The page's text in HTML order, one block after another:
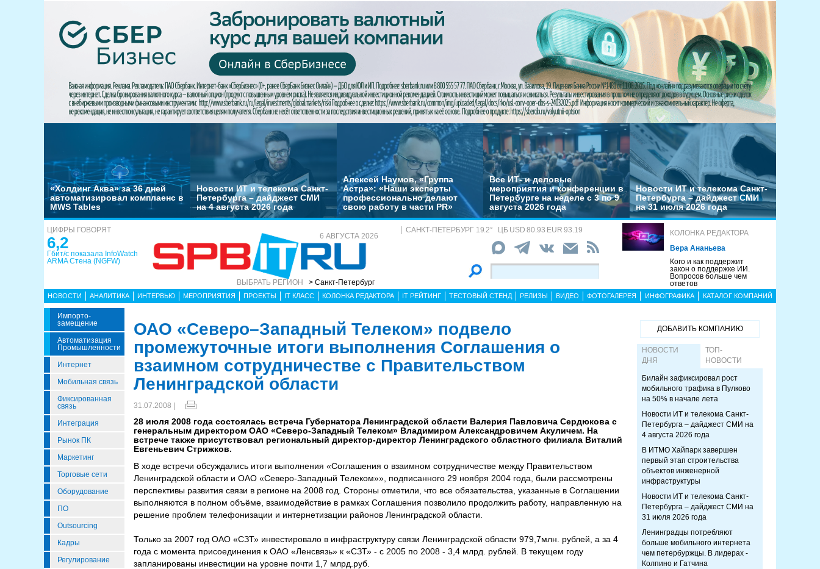
«Холдинг Аква» за 36 дней
автоматизировал комплаенс в
MWS Tables
Новости ИТ и телекома Санкт-
Петербурга – дайджест СМИ
на 4 августа 2026 года
Алексей Наумов, «Группа
Астра»: «Наши эксперты
профессионально делают
свою работу в части PR»
Все ИТ- и деловые
мероприятия и конференции в
Петербурге на неделе с 3 по 9
августа 2026 года
Новости ИТ и телекома Санкт-
Петербурга – дайджест СМИ
на 31 июля 2026 года
ЦИФРЫ ГОВОРЯТ
6,2
Гбит/с показала InfoWatch
ARMA Стена (NGFW)
6 АВГУСТА 2026
ВЫБРАТЬ РЕГИОН > Санкт-Петербург
САНКТ-ПЕТЕРБУРГ 19.2° ЦБ USD 80.93 EUR 93.19
КОЛОНКА РЕДАКТОРА
Вера Ананьева
Кого и как поддержит
закон о поддержке ИИ.
Вопросов больше чем
ответов
НОВОСТИ АНАЛИТИКА ИНТЕРВЬЮ МЕРОПРИЯТИЯ ПРОЕКТЫ IT КЛАСС КОЛОНКА РЕДАКТОРА IT РЕЙТИНГ ТЕСТОВЫЙ СТЕНД РЕЛИЗЫ ВИДЕО ФОТОГАЛЕРЕЯ ИНФОГРАФИКА КАТАЛОГ КОМПАНИЙ
Импорто­
Замещение
Автоматизация
Промышленности
Интернет
Мобильная связь
Фиксированная
связь
Интеграция
Рынок ПК
Маркетинг
Торговые сети
Оборудование
ПО
Outsourcing
Кадры
Регулирование
ОАО «Северо–Западный Телеком» подвело
промежуточные итоги выполнения Соглашения о
взаимном сотрудничестве с Правительством
Ленинградской области
31.07.2008 |
28 июля 2008 года состоялась встреча Губернатора Ленинградской области Валерия Павловича Сердюкова с
генеральным директором ОАО «Северо-Западный Телеком» Владимиром Александровичем Акуличем. На
встрече также присутствовал региональный директор-директор Ленинградского областного филиала Виталий
Евгеньевич Стрижков.
В ходе встречи обсуждались итоги выполнения «Соглашения о взаимном сотрудничестве между Правительством
Ленинградской области и ОАО «Северо-Западный Телеком»», подписанного 29 ноября 2004 года, были рассмотрены
перспективы развития связи в регионе на 2008 год. Стороны отметили, что все обязательства, указанные в Соглашении
выполняются в полном объёме, взаимодействие в рамках Соглашения позволило продолжить работу, направленную на
решение проблем телефонизации и интернетизации районов Ленинградской области.
Только за 2007 год ОАО «СЗТ» инвестировало в инфраструктуру связи Ленинградской области 979,7млн. рублей, а за 4
года с момента присоединения к ОАО «Ленсвязь» к «СЗТ» - с 2005 по 2008 - 3,4 млрд. рублей. В текущем году
запланированы инвестиции на уровне почти 1,7 млрд.руб.
ДОБАВИТЬ КОМПАНИЮ
НОВОСТИ
ДНЯ
ТОП-
НОВОСТИ
Билайн зафиксировал рост
мобильного трафика в Пулково
на 50% в начале лета
Новости ИТ и телекома Санкт-
Петербурга – дайджест СМИ на
4 августа 2026 года
В ИТМО Хайпарк завершен
первый этап строительства
объектов инженерной
инфраструктуры
Новости ИТ и телекома Санкт-
Петербурга – дайджест СМИ на
31 июля 2026 года
Ленинградцы потребляют
больше мобильного интернета
чем петербуржцы. В лидерах -
Колпино и Гатчина